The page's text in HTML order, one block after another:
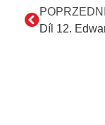
POPRZEDNI